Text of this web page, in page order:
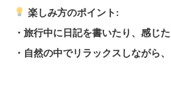
楽しみ方のポイント:
・旅行中に日記を書いたり、感じ
・自然の中でリラックスしながら